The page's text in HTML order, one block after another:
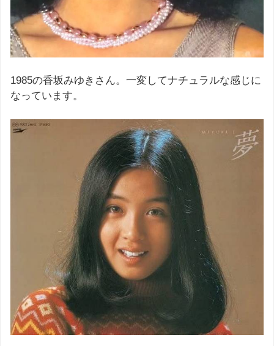
1985の香坂みゆきさん。一変してナチュラルな感じに
なっています。